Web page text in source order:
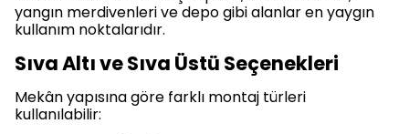
yangın merdivenleri ve depo gibi alanlar en yaygın
kullanım noktalarıdır.
Sıva Altı ve Sıva Üstü Seçenekleri
Mekân yapısına göre farklı montaj türleri
kullanılabilir: